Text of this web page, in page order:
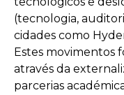
(tecnologia,
cidades como
Estes movimentos
através da
parcerias